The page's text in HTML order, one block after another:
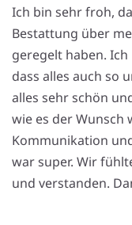
Ich bin sehr froh,
Bestattung über
geregelt haben.
dass alles auch so
alles sehr schön
wie es der Wunsch
Kommunikation
war super. Wir
und verstanden.